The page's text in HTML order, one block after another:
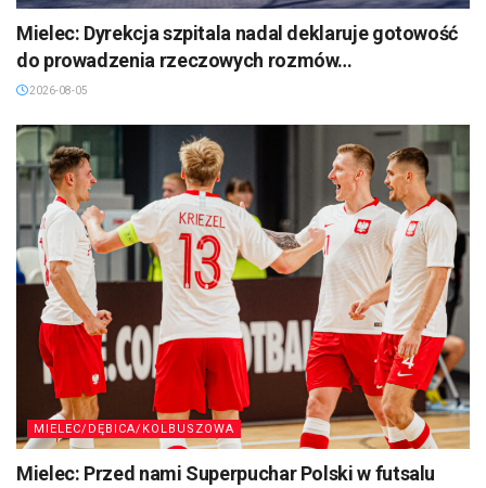
Mielec: Dyrekcja szpitala nadal deklaruje gotowość
do prowadzenia rzeczowych rozmów…
2026-08-05
MIELEC/DĘBICA/KOLBUSZOWA
Mielec: Przed nami Superpuchar Polski w futsalu